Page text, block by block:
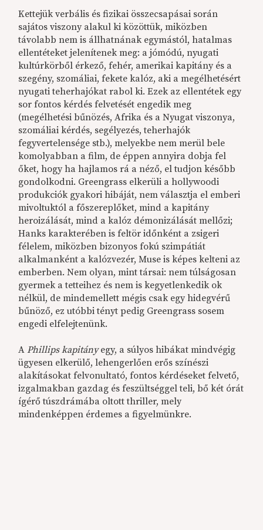
Kettejük verbális és fizikai összecsapásai során
sajátos viszony alakul ki közöttük, miközben
távolabb nem is állhatnának egymástól, hatalmas
ellentéteket jelenítenek meg: a jómódú, nyugati
kultúrkörből érkező, fehér, amerikai kapitány és a
szegény, szomáliai, fekete kalóz, aki a megélhetésért
nyugati teherhajókat rabol ki. Ezek az ellentétek egy
sor fontos kérdés felvetését engedik meg
(megélhetési bűnözés, Afrika és a Nyugat viszonya,
szomáliai kérdés, segélyezés, teherhajók
fegyvertelensége stb.), melyekbe nem merül bele
komolyabban a film, de éppen annyira dobja fel
őket, hogy ha hajlamos rá a néző, el tudjon később
gondolkodni. Greengrass elkerüli a hollywoodi
produkciók gyakori hibáját, nem választja el emberi
mivoltuktól a főszereplőket, mind a kapitány
heroizálását, mind a kalóz démonizálását mellőzi;
Hanks karakterében is feltör időnként a zsigeri
félelem, miközben bizonyos fokú szimpátiát
alkalmanként a kalózvezér, Muse is képes kelteni az
emberben. Nem olyan, mint társai: nem túlságosan
gyermek a tetteihez és nem is kegyetlenkedik ok
nélkül, de mindemellett mégis csak egy hidegvérű
bűnöző, ez utóbbi tényt pedig Greengrass sosem
engedi elfelejtenünk.
APhillips kapitányegy, a súlyos hibákat mindvégig
ügyesen elkerülő, lehengerlően erős színészi
alakításokat felvonultató, fontos kérdéseket felvető,
izgalmakban gazdag és feszültséggel teli, bő két órát
ígérő túszdrámába oltott thriller, mely
mindenképpen érdemes a figyelmünkre.